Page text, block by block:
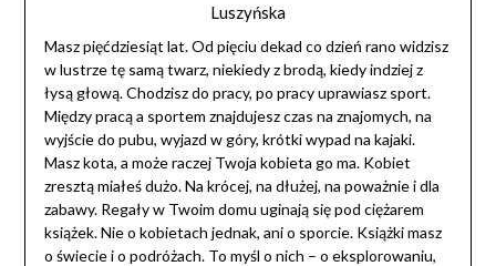
Luszyńska
Masz pięćdziesiąt lat. Od pięciu dekad co dzień rano widzisz
w lustrze tę samą twarz, niekiedy z brodą, kiedy indziej z
łysą głową. Chodzisz do pracy, po pracy uprawiasz sport.
Między pracą a sportem znajdujesz czas na znajomych, na
wyjście do pubu, wyjazd w góry, krótki wypad na kajaki.
Masz kota, a może raczej Twoja kobieta go ma. Kobiet
zresztą miałeś dużo. Na krócej, na dłużej, na poważnie i dla
zabawy. Regały w Twoim domu uginają się pod ciężarem
książek. Nie o kobietach jednak, ani o sporcie. Książki masz
o świecie i o podróżach. To myśl o nich – o eksplorowaniu,